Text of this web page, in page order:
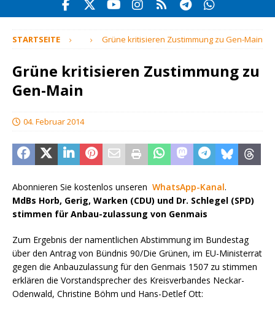
STARTSEITE Grüne kritisieren Zustimmung zu Gen-Main
Grüne kritisieren Zustimmung zu
Gen-Main
04. Februar 2014
Abonnieren Sie kostenlos unseren WhatsApp-Kanal.
MdBs Horb, Gerig, Warken (CDU) und Dr. Schlegel (SPD)
stimmen für Anbau-zulassung von Genmais
Zum Ergebnis der namentlichen Abstimmung im Bundestag
über den Antrag von Bündnis 90/Die Grünen, im EU-Ministerrat
gegen die Anbauzulassung für den Genmais 1507 zu stimmen
erklären die Vorstandsprecher des Kreisverbandes Neckar-
Odenwald, Christine Böhm und Hans-Detlef Ott: